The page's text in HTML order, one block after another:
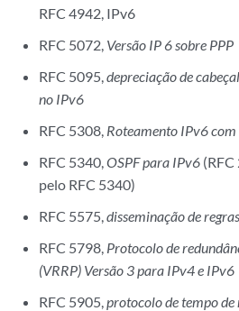
RFC 4942, IPv6
RFC 5072, Versão IP 6 sobre PPP
RFC 5095,depreciação de
no IPv6
RFC 5308, Roteamento IPv6 com
RFC 5340,OSPF para IPv6
pelo RFC 5340)
RFC 5575,disseminação de
RFC 5798, Protocolo de
(VRRP) Versão 3 para IPv4 e IPv6
RFC 5905,protocolo de tempo de